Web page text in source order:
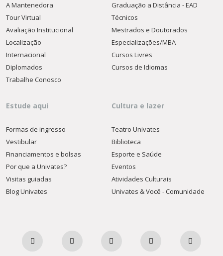
A Mantenedora
Tour Virtual
Avaliação Institucional
Localização
Internacional
Diplomados
Trabalhe Conosco
Graduação a Distância - EAD
Técnicos
Mestrados e Doutorados
Especializações/MBA
Cursos Livres
Cursos de Idiomas
Estude aqui
Formas de ingresso
Vestibular
Financiamentos e bolsas
Por que a Univates?
Visitas guiadas
Blog Univates
Cultura e lazer
Teatro Univates
Biblioteca
Esporte e Saúde
Eventos
Atividades Culturais
Univates & Você - Comunidade